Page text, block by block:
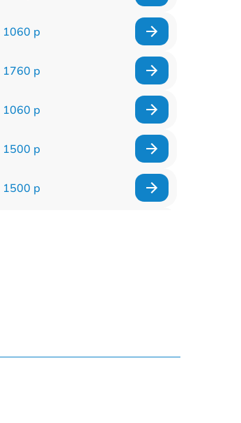
1060 р
1760 р
1060 р
1500 р
1500 р